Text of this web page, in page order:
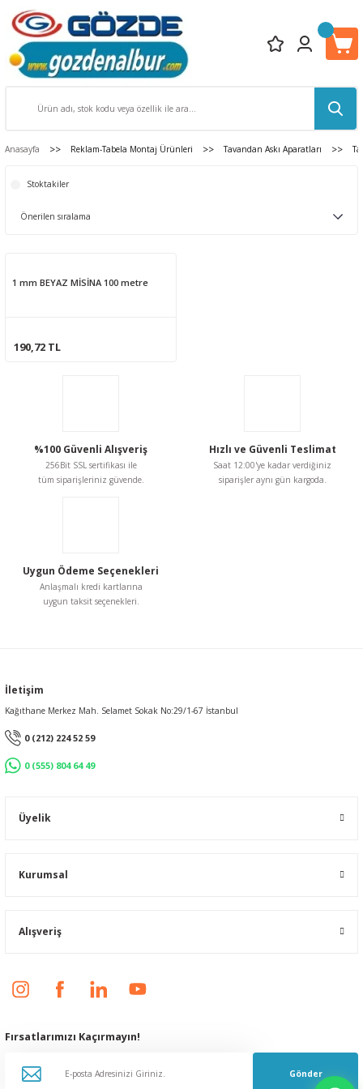
Anasayfa Reklam-Tabela Montaj Ürünleri Tavandan Askı Aparatları
Stoktakiler
1 mm BEYAZ MİSİNA 100 metre
190,72 TL
%100 Güvenli Alışveriş
256Bit SSL sertifikası ile
tüm siparişleriniz güvende.
Hızlı ve Güvenli Teslimat
Saat 12:00'ye kadar verdiğiniz
siparişler aynı gün kargoda.
Uygun Ödeme Seçenekleri
Anlaşmalı kredi kartlarına
uygun taksit seçenekleri.
İletişim
Kağıthane Merkez Mah. Selamet Sokak No:29/1-67 İstanbul
0 (212) 224 52 59
0 (555) 804 64 49
Üyelik
Kurumsal
Alışveriş
Fırsatlarımızı Kaçırmayın!
Gönder